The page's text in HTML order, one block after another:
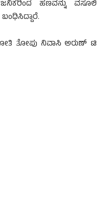
ಹಣವನ್ನು ವಸೂಲಿ
ಕೋತಿ ತೋಪು ನಿವಾಸಿ ಅರುಣ್ ಟಿ